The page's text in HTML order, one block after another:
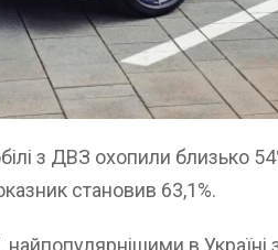
з ДВЗ охопили близько
становив 63,1%.